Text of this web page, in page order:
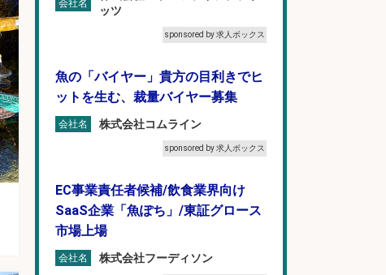
会社名
ッツ
sponsored by 求人ボックス
魚の「バイヤー」貴方の目利きでヒ
ットを生む、裁量バイヤー募集
会社名 株式会社コムライン
sponsored by 求人ボックス
EC事業責任者候補/飲食業界向け
SaaS企業「魚ぽち」/東証グロース
市場上場
会社名 株式会社フーディソン